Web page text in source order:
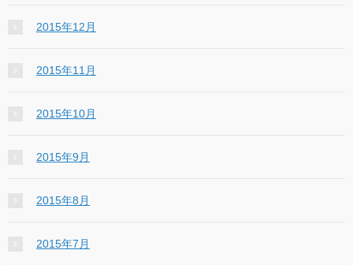
2015年12月
2015年11月
2015年10月
2015年9月
2015年8月
2015年7月